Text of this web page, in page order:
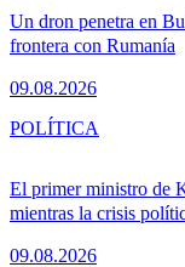
Un dron penetra en
frontera con Rumanía
09.08.2026
El primer ministro de
mientras la crisis
09.08.2026
POLÍTICA